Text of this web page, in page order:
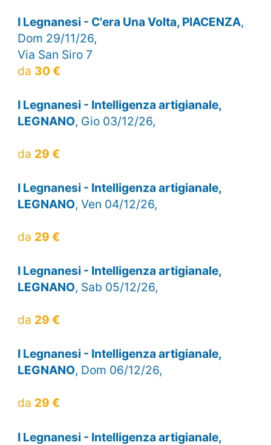
I Legnanesi - C'era Una Volta, PIACENZA,
Dom 29/11/26,
Via San Siro 7
da 30 €
I Legnanesi - Intelligenza artigianale,
LEGNANO, Gio 03/12/26,
da 29 €
I Legnanesi - Intelligenza artigianale,
LEGNANO, Ven 04/12/26,
da 29 €
I Legnanesi - Intelligenza artigianale,
LEGNANO, Sab 05/12/26,
da 29 €
I Legnanesi - Intelligenza artigianale,
LEGNANO, Dom 06/12/26,
da 29 €
I Legnanesi - Intelligenza artigianale,